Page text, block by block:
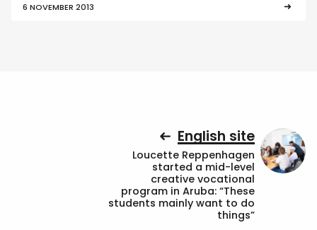
6 NOVEMBER 2013
English site
Loucette Reppenhagen
started a mid-level
creative vocational
program in Aruba: “These
students mainly want to do
things”